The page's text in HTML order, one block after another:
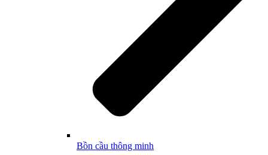
Bồn cầu thông minh